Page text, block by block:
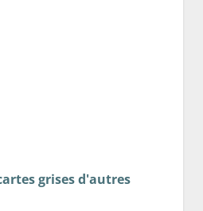
grises d'autres